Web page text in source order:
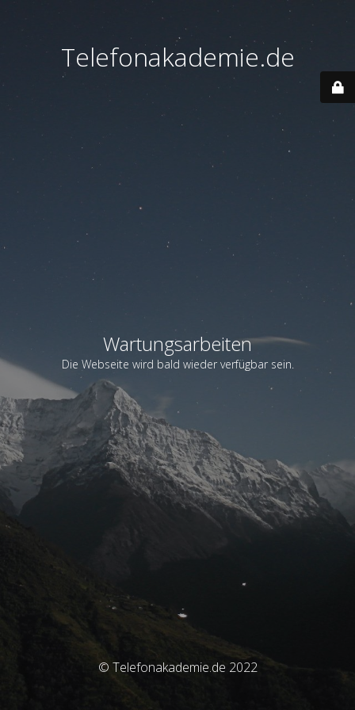
Telefonakademie.de
Wartungsarbeiten
Die Webseite wird bald wieder verfügbar sein.
© Telefonakademie.de 2022